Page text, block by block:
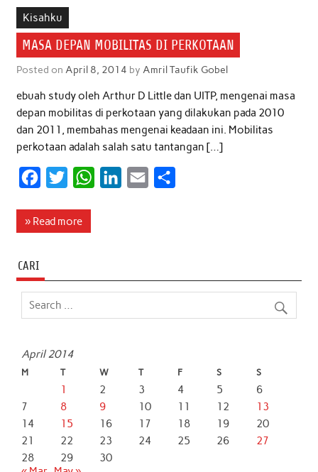
Kisahku
MASA DEPAN MOBILITAS DI PERKOTAAN
Posted on April 8, 2014 by Amril Taufik Gobel
ebuah study oleh Arthur D Little dan UITP, mengenai masa
depan mobilitas di perkotaan yang dilakukan pada 2010
dan 2011, membahas mengenai keadaan ini. Mobilitas
perkotaan adalah salah satu tantangan […]
c
o
o
i
e
W
A
d
» Read more
CARI
April 2014
M T W T F S S
1 2 3 4 5
6
7
8 9 10 11 12
13
14
15 16 17 18 19
20
21
22 23 24 25 26
27
28
29
30